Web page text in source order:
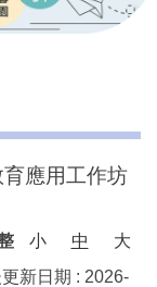
育應用工作坊
小 中
大
新日期 : 2026-